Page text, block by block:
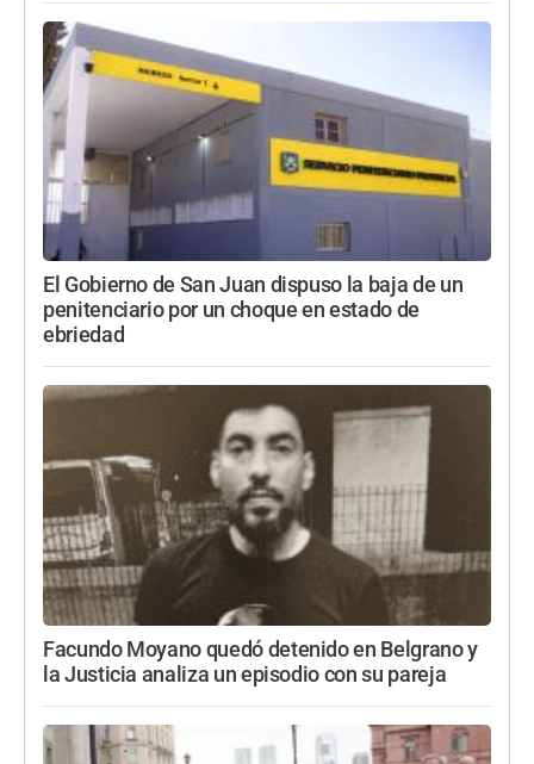
El Gobierno de San Juan dispuso la baja de un
penitenciario por un choque en estado de
ebriedad
Facundo Moyano quedó detenido en Belgrano y
la Justicia analiza un episodio con su pareja